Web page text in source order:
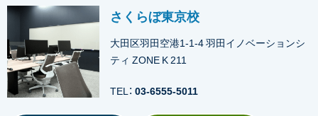
さくらぼ東京校
大田区羽田空港1-1-4 羽田イノベーションシ
ティ ZONE K 211
TEL： 03-6555-5011